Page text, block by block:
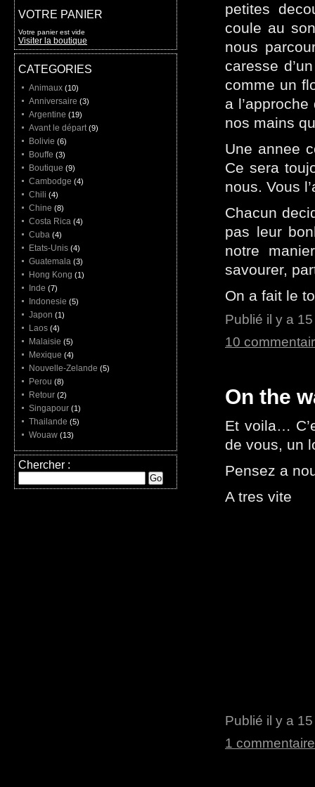
petites
coule au
nous
caresse
comme un
a
nos mains
Une annee
Ce sera
nous. Vous
Chacun
pas leur
notre
savourer,
On a fait le
Publié il y a
10
On the
Et voila…
de vous, un
Pensez a
A tres vite
Publié il y a
1 commentaire
VOTRE PANIER
Votre panier est vide
Visiter la boutique
CATEGORIES
Animaux (10)
Anniversaire (3)
Argentine (19)
Avant le départ (9)
Bolivie (6)
Bouffe (3)
Boutique (9)
Cambodge (4)
Chili (4)
Chine (8)
Costa Rica (4)
Cuba (4)
Etats-Unis (4)
Guatemala (3)
Hong Kong (1)
Inde (7)
Indonesie (5)
Japon (1)
Laos (4)
Malaisie (5)
Mexique (4)
Nouvelle-Zelande (5)
Perou (8)
Retour (2)
Singapour (1)
Thailande (5)
Wouaw (13)
Chercher :